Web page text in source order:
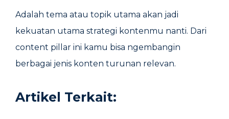
Adalah tema atau topik utama akan jadi
kekuatan utama strategi kontenmu nanti. Dari
content pillar ini kamu bisa ngembangin
berbagai jenis konten turunan relevan.
Artikel Terkait: